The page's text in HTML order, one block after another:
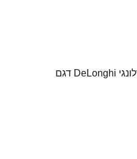
מכונת כביסה פתח חזית 7 ק”ג דלונגי DeLonghi דגם